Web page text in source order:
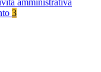
amministrativa
3